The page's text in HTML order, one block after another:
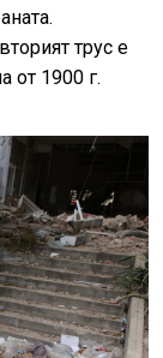
трус е
от 1900 г.